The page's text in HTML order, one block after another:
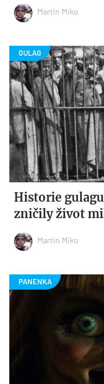
Martin Miko
Historie
zničily život
Martin Miko